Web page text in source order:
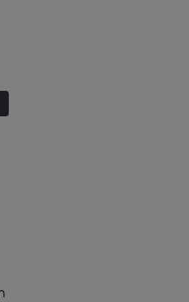
liens de partage